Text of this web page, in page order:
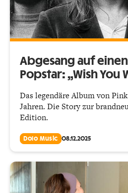
Abgesang auf
Popstar: „Wish You
Das legendäre Album von
Jahren. Die Story zur
Edition.
Dolo Music 08.12.2025